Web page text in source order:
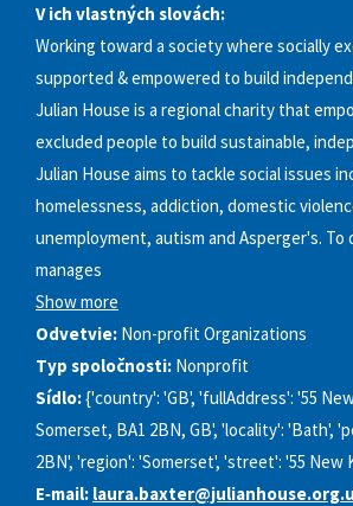
V ich vlastných slovách:
Working toward a society where socially
supported & empowered to build
Julian House is a regional charity that
excluded people to build sustainable,
Julian House aims to tackle social issues
homelessness, addiction, domestic
unemployment, autism and Asperger's.
manages
Show more
Odvetvie: Non-profit Organizations
Typ spoločnosti: Nonprofit
Sídlo:{'country': 'GB', 'fullAddress': '55
Somerset, BA1 2BN, GB', 'locality': 'Bath',
2BN', 'region': 'Somerset', 'street': '55 New
E‑mail: